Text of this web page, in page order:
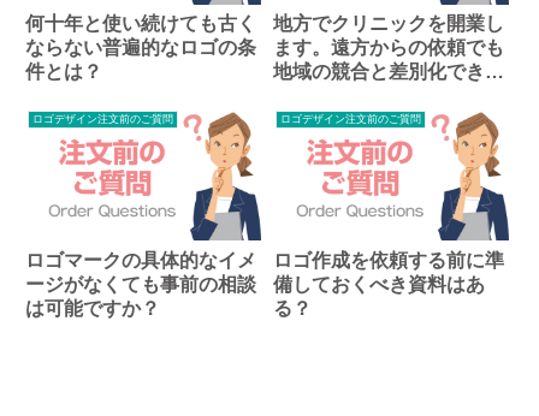
何十年と使い続けても古く
ならない普遍的なロゴの条
件とは？
地方でクリニックを開業し
ます。遠方からの依頼でも
地域の競合と差別化できる
ロゴデザイン注文前のご質問
ロゴマークの具体的なイメ
ージがなくても事前の相談
は可能ですか？
ロゴデザイン注文前のご質問
ロゴ作成を依頼する前に準
備しておくべき資料はあ
る？